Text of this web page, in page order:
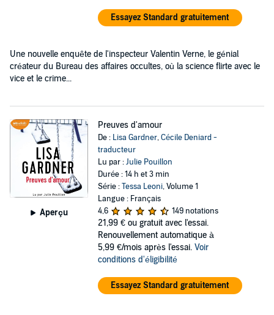
Essayez Standard gratuitement
Une nouvelle enquête de l'inspecteur Valentin Verne, le génial
créateur du Bureau des affaires occultes, où la science flirte avec le
vice et le crime...
Aperçu
Preuves d'amour
De : Lisa Gardner,Cécile Deniard -
traducteur
Lu par :Julie Pouillon
Durée : 14 h et 3 min
Série :Tessa Leoni, Volume 1
Langue : Français
4,6
149 notations
21,99 € ou gratuit avec l'essai.
Renouvellement automatique à
5,99 €/mois après l'essai. Voir
conditions d'éligibilité
Essayez Standard gratuitement